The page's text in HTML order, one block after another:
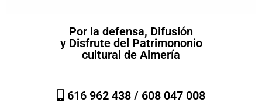
Por la defensa, Difusión
y Disfrute del Patrimononio
cultural de Almería
616 962 438 / 608 047 008